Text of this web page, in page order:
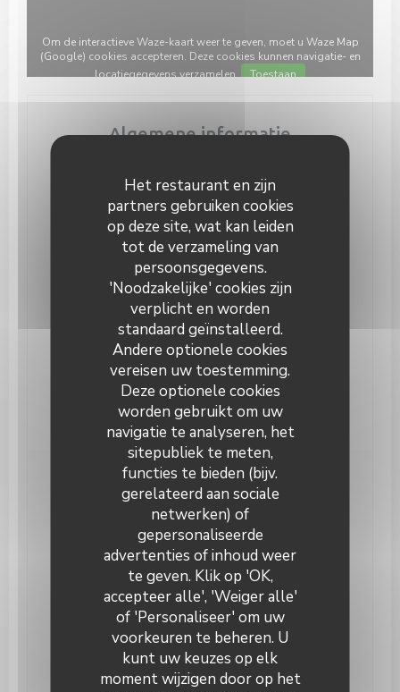
Het restaurant en zijn
partners gebruiken cookies
op deze site, wat kan leiden
tot de verzameling van
persoonsgegevens.
'Noodzakelijke' cookies zijn
verplicht en worden
standaard geïnstalleerd.
Andere optionele cookies
vereisen uw toestemming.
Deze optionele cookies
worden gebruikt om uw
navigatie te analyseren, het
sitepubliek te meten,
functies te bieden (bijv.
gerelateerd aan sociale
netwerken) of
gepersonaliseerde
advertenties of inhoud weer
te geven. Klik op 'OK,
accepteer alle', 'Weiger alle'
of 'Personaliseer' om uw
voorkeuren te beheren. U
kunt uw keuzes op elk
moment wijzigen door op het
Om de interactieve Waze-kaart weer te geven, moet u Waze Map
(Google) cookies accepteren. Deze cookies kunnen navigatie- en
locatiegegevens verzamelen.
Toestaan
Algemene informatie
Pizza, Brouwerij
Soort bedrijf
Modern eten en authentieke bistro, Belgische
stijlbalk, Pizzeria, Brasserie
Diensten
groepen, Take away, Parkeerplaats, Terras, Private
Hire
Betaalmethoden
Eurocard / Mastercard, restaurant van Titres,
Contant geld, meester, Visa, Vakantiecheques,
Debetkaart
Openingstijden
12:00 - 14:00 • 19:00 - 22:00
12:00 - 14:00 • 19:00 - 23:00